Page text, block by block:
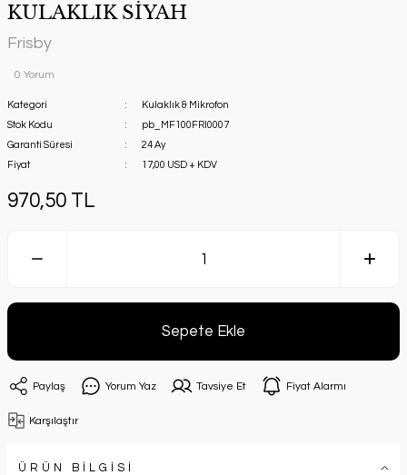
KULAKLIK SİYAH
Frisby
0 Yorum
Kategori
Kulaklık & Mikrofon
Stok Kodu
pb_MF100FRI0007
Garanti Süresi
24 Ay
Fiyat
17,00 USD + KDV
970,50 TL
Sepete Ekle
Paylaş Yorum Yaz Tavsiye Et Fiyat Alarmı
Karşılaştır
ÜRÜN BİLGİSİ